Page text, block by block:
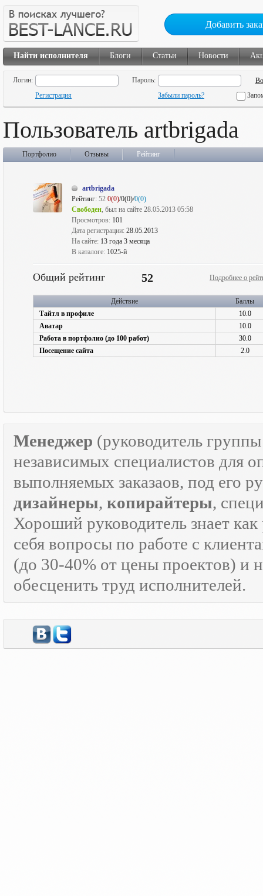
Добавить
Найти исполнителя Блоги Статьи Новости
Логин:
Пароль:
Регистрация
Забыли пароль?
Пользователь artbrigada
Портфолио Отзывы Рейтинг
artbrigada
Рейтинг: 52 0(0)/0(0)/0(0)
Свободен, был на сайте 28.05.2013 05:58
Просмотров: 101
Дата регистрации: 28.05.2013
На сайте: 13 года 3 месяца
В каталоге: 1025-й
Общий рейтинг 52 Подробнее о
Действие
Баллы
Тайтл в профиле
10.0
Аватар
10.0
Работа в портфолио (до 100 работ)
30.0
Посещение сайта
2.0
Менеджер (руководитель
независимых специалистов для
выполняемых заказаов, под его
дизайнеры, копирайтеры,
Хороший руководитель знает
себя вопросы по работе с
(до 30-40% от цены проектов) и
обесценить труд исполнителей.